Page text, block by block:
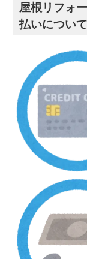
屋根リフォ
払いについて